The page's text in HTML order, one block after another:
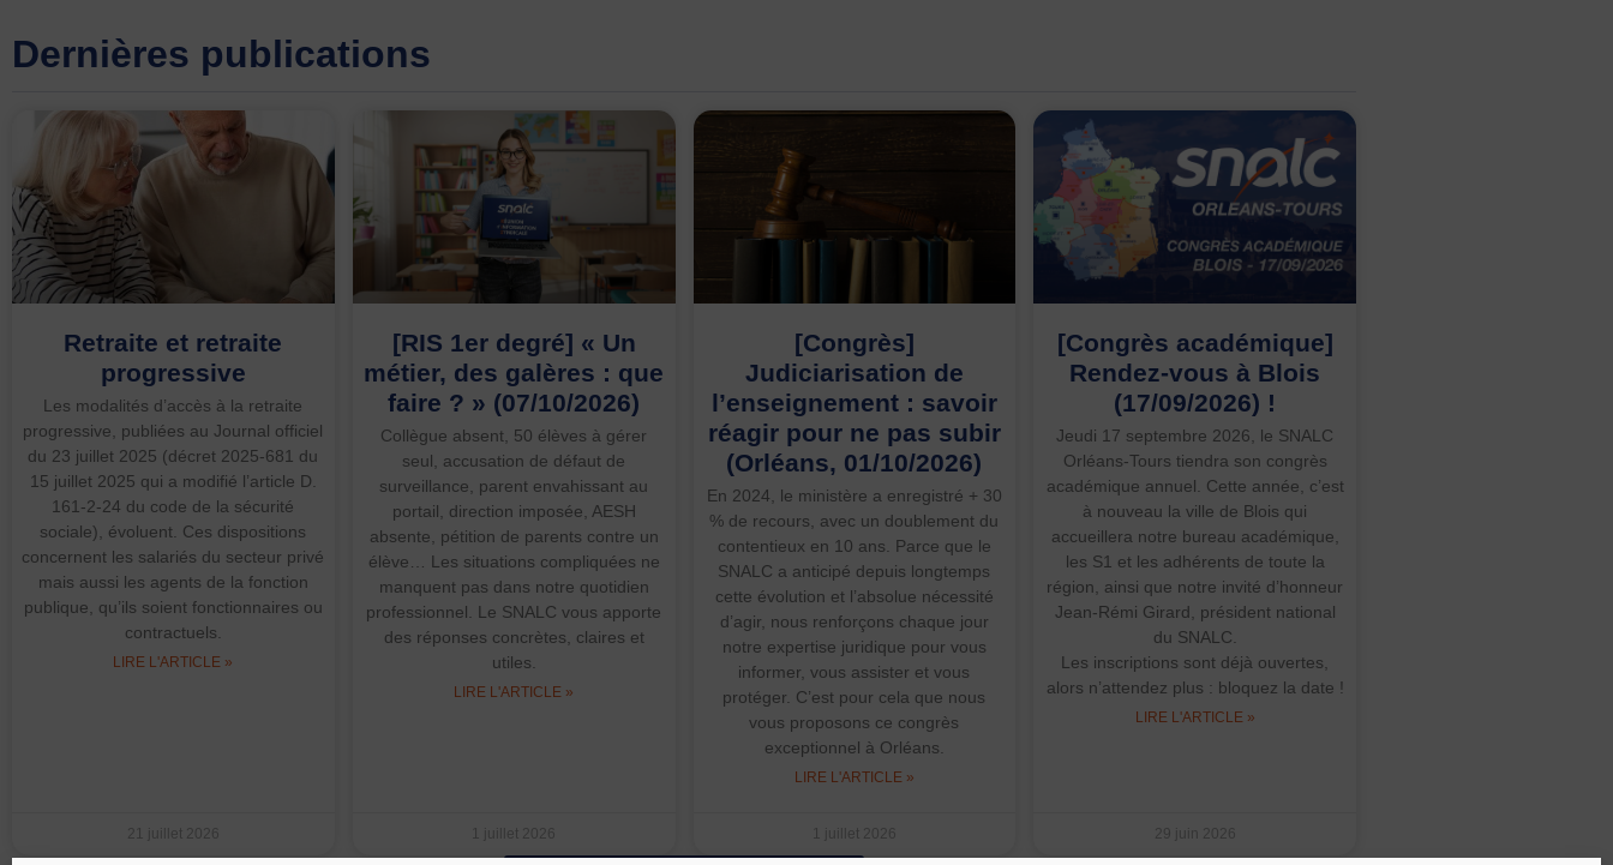
Dernières publications
Retraite et retraite
progressive
Les modalités d’accès à la retraite
progressive, publiées au Journal officiel
du 23 juillet 2025 (décret 2025-681 du
15 juillet 2025 qui a modifié l’article D.
161-2-24 du code de la sécurité
sociale), évoluent. Ces dispositions
concernent les salariés du secteur privé
mais aussi les agents de la fonction
publique, qu’ils soient fonctionnaires ou
contractuels.
LIRE L'ARTICLE »
21 juillet 2026
[RIS 1er degré] « Un
métier, des galères : que
faire ? » (07/10/2026)
Collègue absent, 50 élèves à gérer
seul, accusation de défaut de
surveillance, parent envahissant au
portail, direction imposée, AESH
absente, pétition de parents contre un
élève… Les situations compliquées ne
manquent pas dans notre quotidien
professionnel. Le SNALC vous apporte
des réponses concrètes, claires et
utiles.
LIRE L'ARTICLE »
1 juillet 2026
[Congrès]
Judiciarisation de
l’enseignement : savoir
réagir pour ne pas subir
(Orléans, 01/10/2026)
En 2024, le ministère a enregistré + 30
% de recours, avec un doublement du
contentieux en 10 ans. Parce que le
SNALC a anticipé depuis longtemps
cette évolution et l’absolue nécessité
d’agir, nous renforçons chaque jour
notre expertise juridique pour vous
informer, vous assister et vous
protéger. C’est pour cela que nous
vous proposons ce congrès
exceptionnel à Orléans.
LIRE L'ARTICLE »
1 juillet 2026
[Congrès académique]
Rendez-vous à Blois
(17/09/2026) !
Jeudi 17 septembre 2026, le SNALC
Orléans-Tours tiendra son congrès
académique annuel. Cette année, c’est
à nouveau la ville de Blois qui
accueillera notre bureau académique,
les S1 et les adhérents de toute la
région, ainsi que notre invité d’honneur
Jean-Rémi Girard, président national
du SNALC.
Les inscriptions sont déjà ouvertes,
alors n’attendez plus : bloquez la date !
LIRE L'ARTICLE »
29 juin 2026